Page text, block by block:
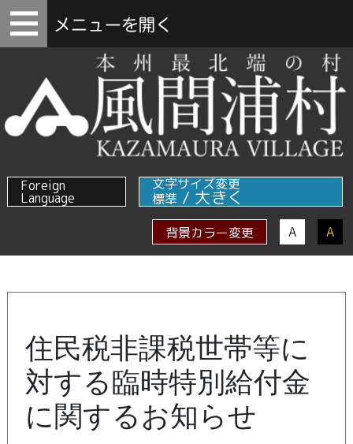
Foreign
Language
文字サイズ変更
標準 / 大きく
背景カラー変更 A A
住民税非課税世帯等に
対する臨時特別給付金
に関するお知らせ